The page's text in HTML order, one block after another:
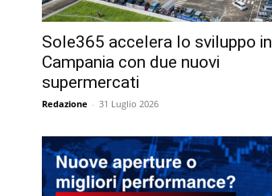
Sole365 accelera lo sviluppo in
Campania con due nuovi
supermercati
Redazione - 31 Luglio 2026